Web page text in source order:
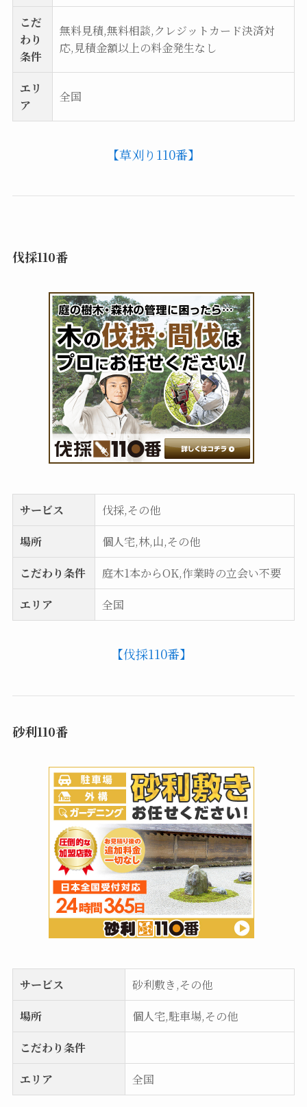
こだ
わり
条件
無料見積,無料相談,クレジットカード決済対
応,見積金額以上の料金発生なし
エリ
ア
全国
【草刈り110番】
伐採110番
サービス
伐採,その他
場所
個人宅,林,山,その他
こだわり条件
庭木1本からOK,作業時の立会い不要
エリア
全国
【伐採110番】
砂利110番
サービス
砂利敷き,その他
場所
個人宅,駐車場,その他
こだわり条件
エリア
全国